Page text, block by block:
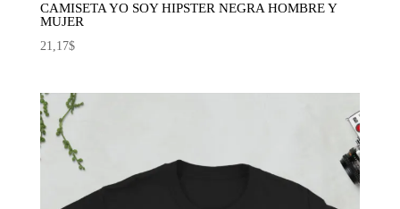
CAMISETA YO SOY HIPSTER NEGRA HOMBRE Y
MUJER
21,17$